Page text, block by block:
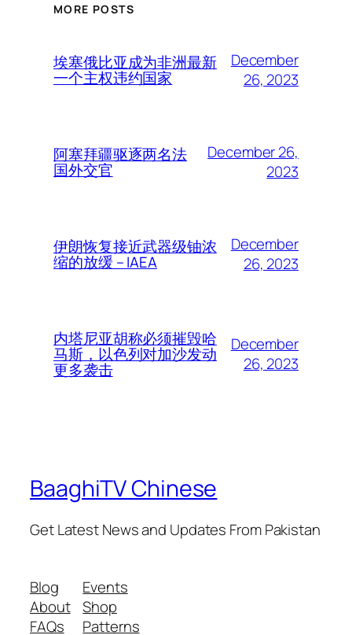
MORE POSTS
埃塞俄比亚成为非洲最新
一个主权违约国家
December
26, 2023
阿塞拜疆驱逐两名法
国外交官
December 26,
2023
伊朗恢复接近武器级铀浓
缩的放缓 – IAEA
December
26, 2023
内塔尼亚胡称必须摧毁哈
马斯，以色列对加沙发动
更多袭击
December
26, 2023
BaaghiTV Chinese
Get Latest News and Updates From Pakistan
Blog
About
FAQs
Events
Shop
Patterns